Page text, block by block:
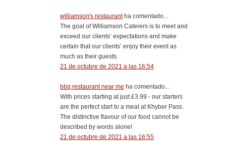
williamson's restaurantha comentado...
The goal of Williamson Caterers is to meet and
exceed our clients’ expectations and make
certain that our clients’ enjoy their event as
much as their guests.
21 de octubre de 2021 a las 16:54
bbq restaurant near me ha comentado...
With prices starting at just £3.99 - our starters
are the perfect start to a meal at Khyber Pass.
The distinctive flavour of our food cannot be
described by words alone!
21 de octubre de 2021 a las 16:55